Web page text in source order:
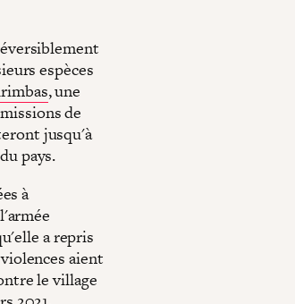
espèces
, une
de
jusqu'à
pays.
à
a repris
aient
le village